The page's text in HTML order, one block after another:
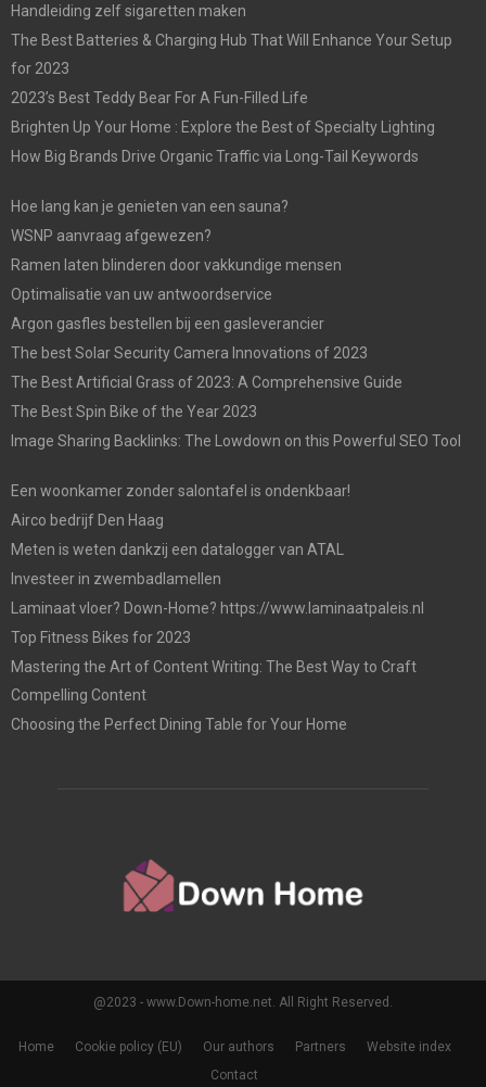
Handleiding zelf sigaretten maken
The Best Batteries & Charging Hub That Will Enhance Your Setup
for 2023
2023’s Best Teddy Bear For A Fun-Filled Life
Brighten Up Your Home : Explore the Best of Specialty Lighting
How Big Brands Drive Organic Traffic via Long-Tail Keywords
Hoe lang kan je genieten van een sauna?
WSNP aanvraag afgewezen?
Ramen laten blinderen door vakkundige mensen
Optimalisatie van uw antwoordservice
Argon gasfles bestellen bij een gasleverancier
The best Solar Security Camera Innovations of 2023
The Best Artificial Grass of 2023: A Comprehensive Guide
The Best Spin Bike of the Year 2023
Image Sharing Backlinks: The Lowdown on this Powerful SEO Tool
Een woonkamer zonder salontafel is ondenkbaar!
Airco bedrijf Den Haag
Meten is weten dankzij een datalogger van ATAL
Investeer in zwembadlamellen
Laminaat vloer? Down-Home? https://www.laminaatpaleis.nl
Top Fitness Bikes for 2023
Mastering the Art of Content Writing: The Best Way to Craft
Compelling Content
Choosing the Perfect Dining Table for Your Home
@2023 - www.Down-home.net. All Right Reserved.
Home Cookie policy (EU) Our authors Partners
Website index
Contact